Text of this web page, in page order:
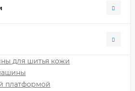
для шитья кожи
платформой